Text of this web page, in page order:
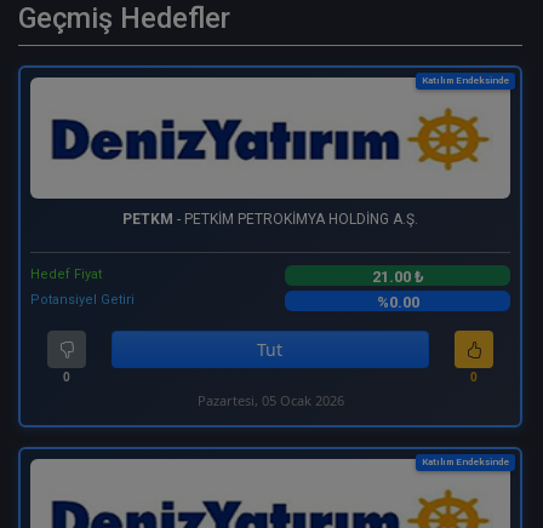
Geçmiş Hedefler
Katılım Endeksinde
PETKM - PETKİM PETROKİMYA HOLDİNG A.Ş.
Hedef Fiyat 21.00 ₺
Potansiyel Getiri %0.00
0
Tut
0
Pazartesi, 05 Ocak 2026
Katılım Endeksinde